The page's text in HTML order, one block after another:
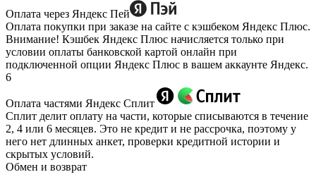
Оплата через Яндекс Пей
Оплата покупки при заказе на сайте с кэшбеком Яндекс Плюс.
Внимание! Кэшбек Яндекс Плюс начисляется только при
условии оплаты банковской картой онлайн при
подключенной опции Яндекс Плюс в вашем аккаунте Яндекс.
6
Оплата частями Яндекс Сплит
Сплит делит оплату на части, которые списываются в течение
2, 4 или 6 месяцев. Это не кредит и не рассрочка, поэтому у
него нет длинных анкет, проверки кредитной истории и
скрытых условий.
Обмен и возврат